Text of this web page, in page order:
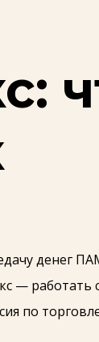
денег
работать с
по